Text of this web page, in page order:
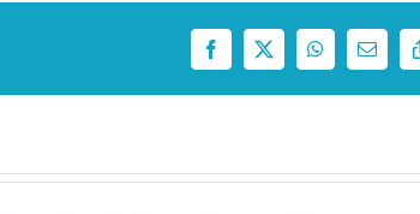
Facebook
X WhatsAppCorreo